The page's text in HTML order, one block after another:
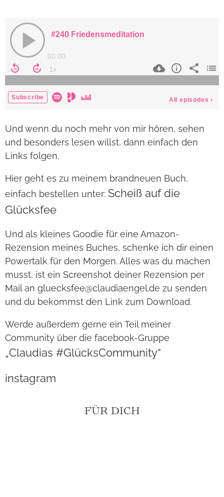
Und wenn du noch mehr von mir hören, sehen
und besonders lesen willst, dann einfach den
Links folgen.
Hier geht es zu meinem brandneuen Buch,
einfach bestellen unter: Scheiß auf die
Glücksfee
Und als kleines Goodie für eine Amazon-
Rezension meines Buches, schenke ich dir einen
Powertalk für den Morgen. Alles was du machen
musst, ist ein Screenshot deiner Rezension per
Mail an gluecksfee@claudiaengel.de zu senden
und du bekommst den Link zum Download.
Werde außerdem gerne ein Teil meiner
Community über die facebook-Gruppe
„Claudias #GlücksCommunity“
instagram
FÜR DICH